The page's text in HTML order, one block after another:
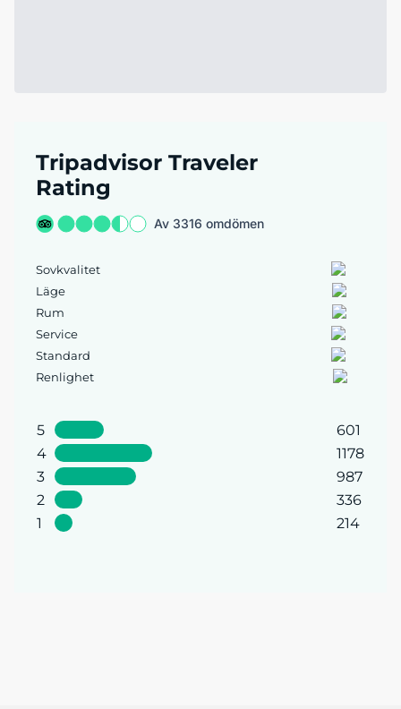
Tripadvisor Traveler
Rating
Av 3316 omdömen
Sovkvalitet
Läge
Rum
Service
Standard
Renlighet
5
601
4
1178
3
987
2
336
1
214